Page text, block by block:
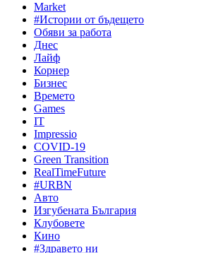
Market
#Истории от бъдещето
Обяви за работа
Днес
Лайф
Корнер
Бизнес
Времето
Games
IT
Impressio
COVID-19
Green Transition
RealTimeFuture
#URBN
Авто
Изгубената България
Клубовете
Кино
#Здравето ни